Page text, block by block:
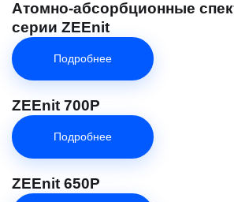
Атомно-абсорбционные
серии ZEEnit
Подробнее
ZEEnit 700P
Подробнее
ZEEnit 650P